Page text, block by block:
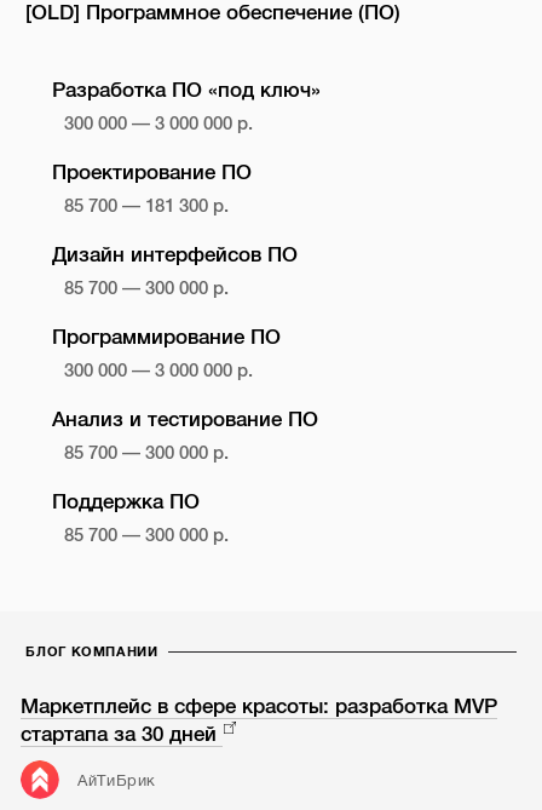
[OLD] Программное обеспечение (ПО)
Разработка ПО «под ключ»
300 000 — 3 000 000 р.
Проектирование ПО
85 700 — 181 300 р.
Дизайн интерфейсов ПО
85 700 — 300 000 р.
Программирование ПО
300 000 — 3 000 000 р.
Анализ и тестирование ПО
85 700 — 300 000 р.
Поддержка ПО
85 700 — 300 000 р.
БЛОГ КОМПАНИИ
Маркетплейс в сфере красоты: разработка MVP
стартапа за 30 дней
АйТиБрик